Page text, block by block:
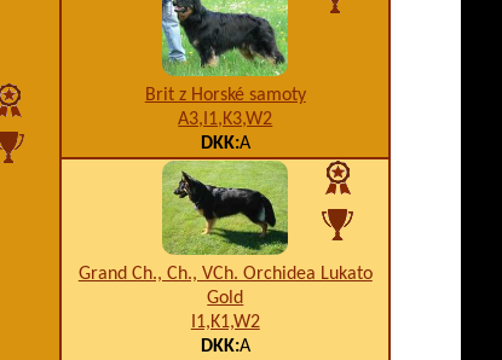
Brit z Horské samoty
A3,I1,K3,W2
DKK:A
Grand Ch., Ch., VCh. Orchidea Lukato
Gold
I1,K1,W2
DKK:A